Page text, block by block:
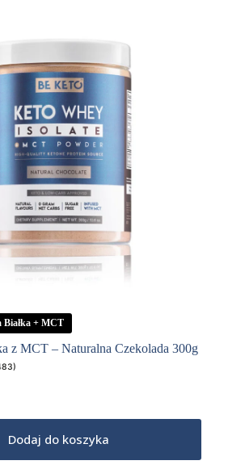
Białka + MCT
z MCT – Naturalna Czekolada 300g
Dodaj do koszyka